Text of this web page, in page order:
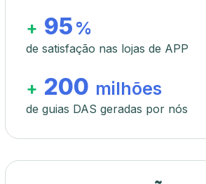
+ 95 %
de satisfação nas lojas de APP
+ 200 milhões
de guias DAS geradas por nós